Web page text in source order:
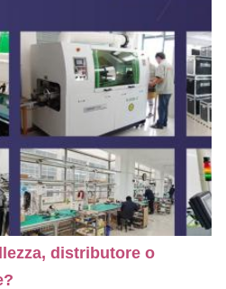
cliente su libero
in linea
distributore o